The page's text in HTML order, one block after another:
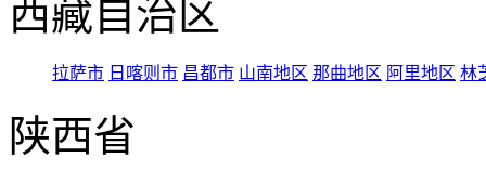
西藏自治区
拉萨市 日喀则市 昌都市 山南地区 那曲地区 阿里地区 林
陕西省